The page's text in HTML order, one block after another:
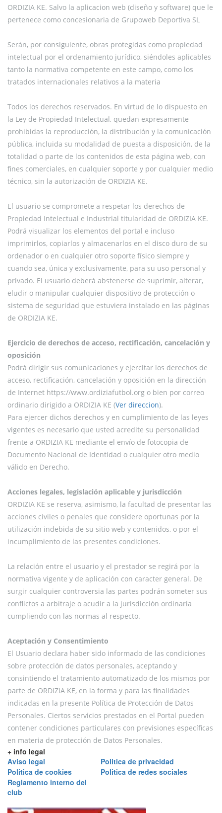
ORDIZIA KE. Salvo la aplicacion web (diseño y software) que le
pertenece como concesionaria de Grupoweb Deportiva SL
Serán, por consiguiente, obras protegidas como propiedad
intelectual por el ordenamiento jurídico, siéndoles aplicables
tanto la normativa competente en este campo, como los
tratados internacionales relativos a la materia
Todos los derechos reservados. En virtud de lo dispuesto en
la Ley de Propiedad Intelectual, quedan expresamente
prohibidas la reproducción, la distribución y la comunicación
pública, incluida su modalidad de puesta a disposición, de la
totalidad o parte de los contenidos de esta página web, con
fines comerciales, en cualquier soporte y por cualquier medio
técnico, sin la autorización de ORDIZIA KE.
El usuario se compromete a respetar los derechos de
Propiedad Intelectual e Industrial titularidad de ORDIZIA KE.
Podrá visualizar los elementos del portal e incluso
imprimirlos, copiarlos y almacenarlos en el disco duro de su
ordenador o en cualquier otro soporte físico siempre y
cuando sea, única y exclusivamente, para su uso personal y
privado. El usuario deberá abstenerse de suprimir, alterar,
eludir o manipular cualquier dispositivo de protección o
sistema de seguridad que estuviera instalado en las páginas
de ORDIZIA KE.
Ejercicio de derechos de acceso, rectificación, cancelación y
oposición
Podrá dirigir sus comunicaciones y ejercitar los derechos de
acceso, rectificación, cancelación y oposición en la dirección
de Internet https://www.ordiziafutbol.org o bien por correo
ordinario dirigido a ORDIZIA KE (Ver direccion).
Para ejercer dichos derechos y en cumplimiento de las leyes
vigentes es necesario que usted acredite su personalidad
frente a ORDIZIA KE mediante el envío de fotocopia de
Documento Nacional de Identidad o cualquier otro medio
válido en Derecho.
Acciones legales, legislación aplicable y jurisdicción
ORDIZIA KE se reserva, asimismo, la facultad de presentar las
acciones civiles o penales que considere oportunas por la
utilización indebida de su sitio web y contenidos, o por el
incumplimiento de las presentes condiciones.
La relación entre el usuario y el prestador se regirá por la
normativa vigente y de aplicación con caracter general. De
surgir cualquier controversia las partes podrán someter sus
conflictos a arbitraje o acudir a la jurisdicción ordinaria
cumpliendo con las normas al respecto.
Aceptación y Consentimiento
El Usuario declara haber sido informado de las condiciones
sobre protección de datos personales, aceptando y
consintiendo el tratamiento automatizado de los mismos por
parte de ORDIZIA KE, en la forma y para las finalidades
indicadas en la presente Política de Protección de Datos
Personales. Ciertos servicios prestados en el Portal pueden
contener condiciones particulares con previsiones específicas
en materia de protección de Datos Personales.
+ info legal
Aviso legal
Politica de privacidad
Politica de cookies
Politica de redes sociales
Reglamento interno del
club